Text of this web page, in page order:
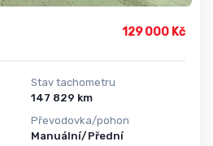
129 000 Kč
Stav tachometru
147 829 km
Převodovka/pohon
Manuální/Přední